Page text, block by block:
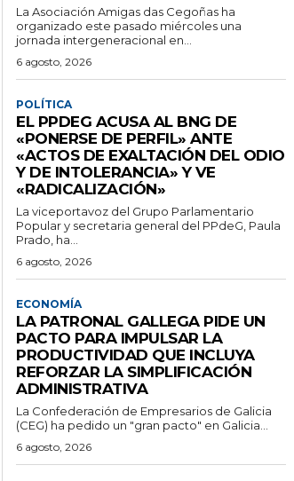
La Asociación Amigas das Cegoñas ha
organizado este pasado miércoles una
jornada intergeneracional en...
6 agosto, 2026
POLÍTICA
EL PPDEG ACUSA AL BNG DE
«PONERSE DE PERFIL» ANTE
«ACTOS DE EXALTACIÓN DEL ODIO
Y DE INTOLERANCIA» Y VE
«RADICALIZACIÓN»
La viceportavoz del Grupo Parlamentario
Popular y secretaria general del PPdeG, Paula
Prado, ha...
6 agosto, 2026
ECONOMÍA
LA PATRONAL GALLEGA PIDE UN
PACTO PARA IMPULSAR LA
PRODUCTIVIDAD QUE INCLUYA
REFORZAR LA SIMPLIFICACIÓN
ADMINISTRATIVA
La Confederación de Empresarios de Galicia
(CEG) ha pedido un "gran pacto" en Galicia...
6 agosto, 2026